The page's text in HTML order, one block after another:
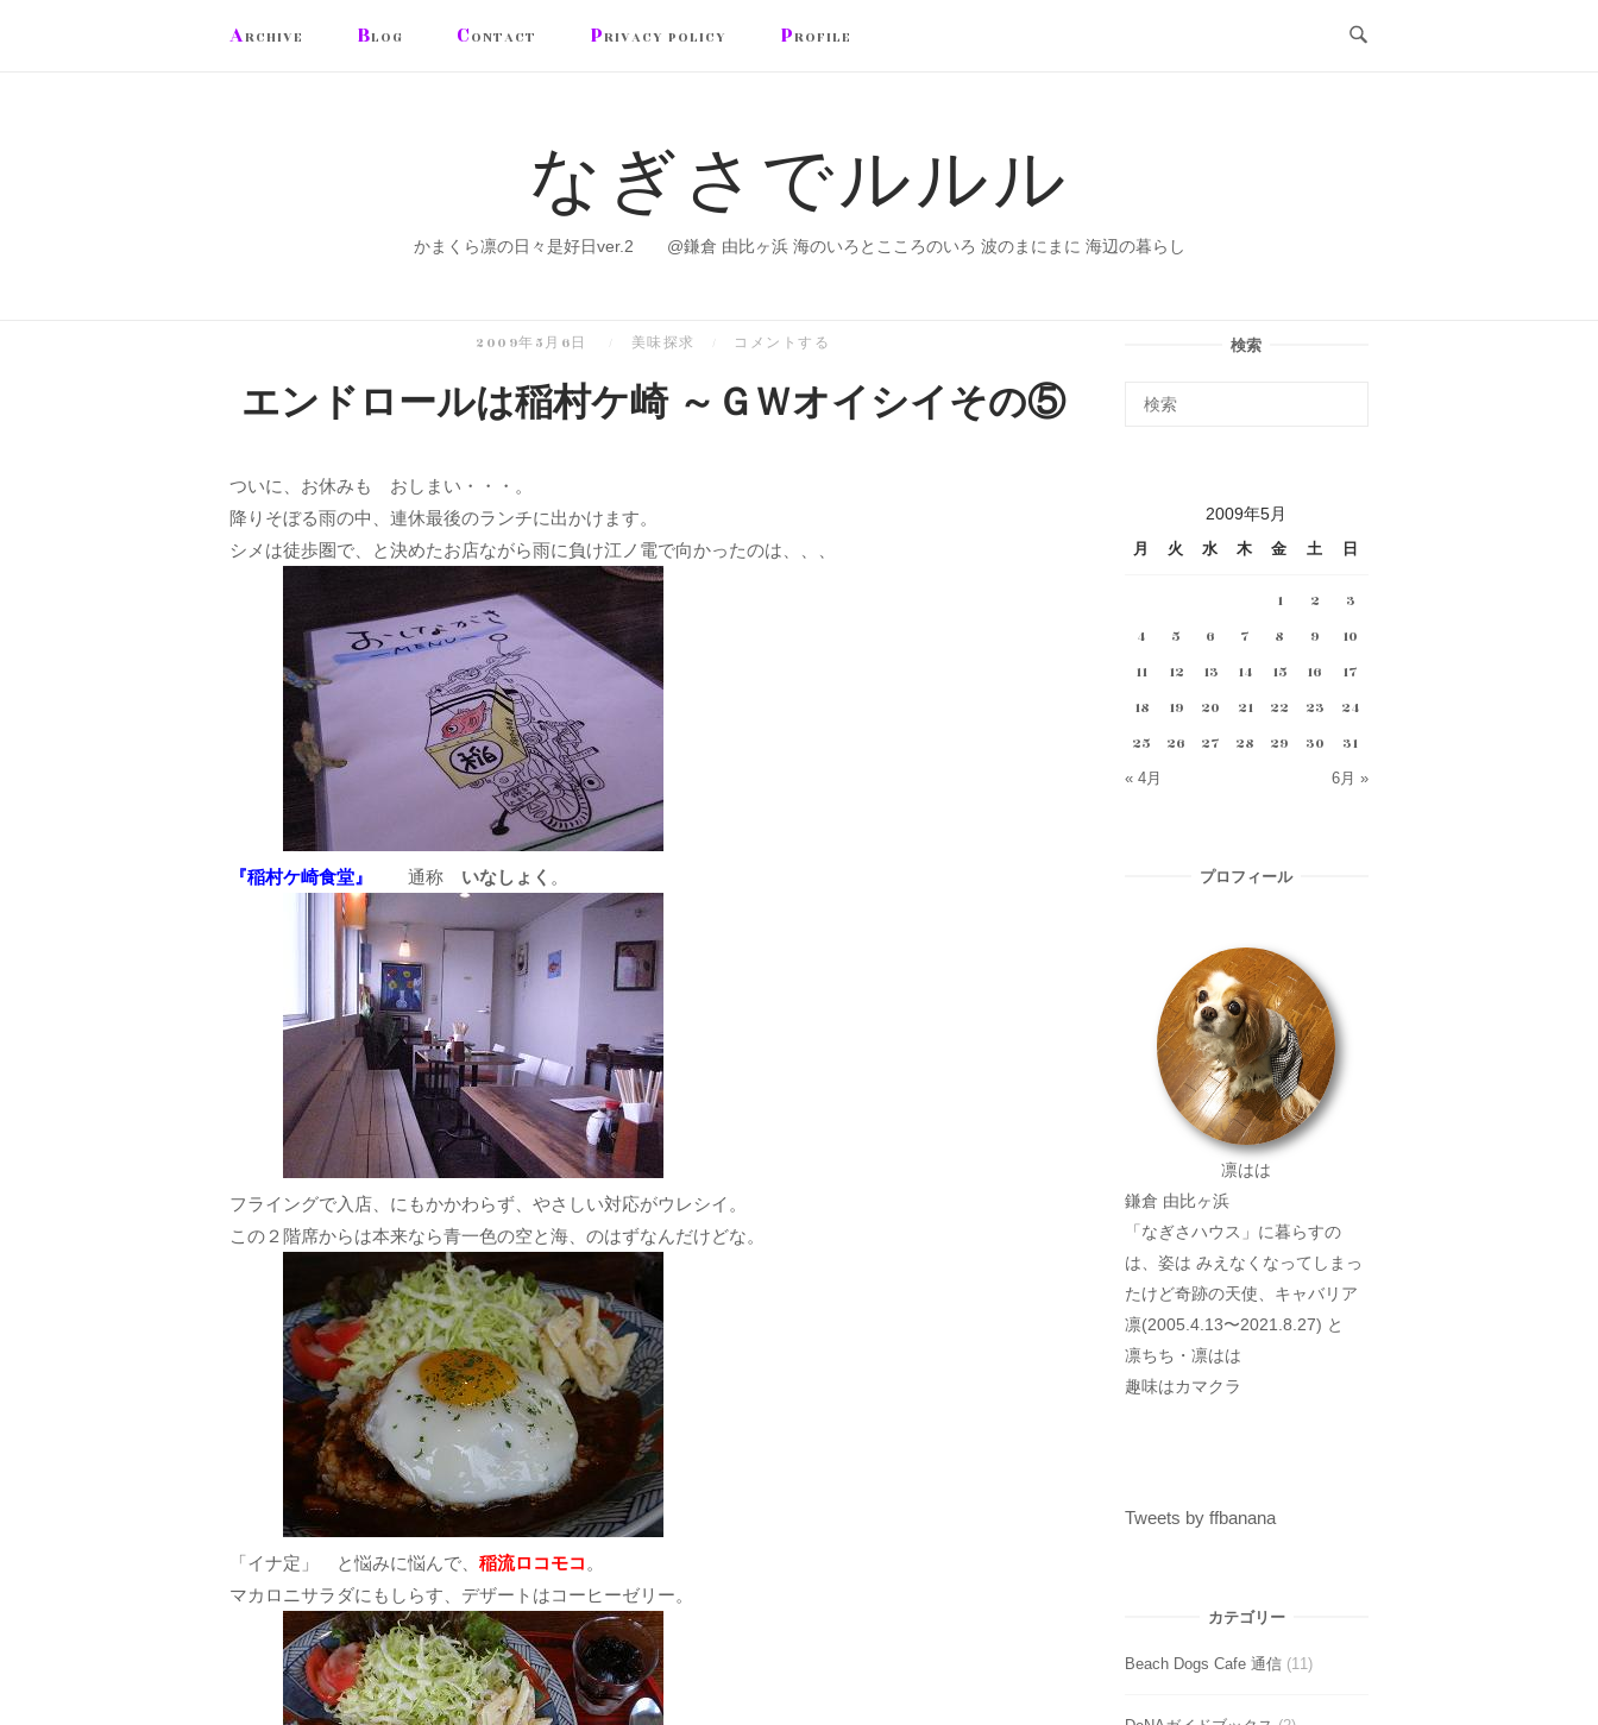
ARCHIVE BLOG CONTACT PRIVACY POLICY PROFILE
なぎさでルルル
かまくら凛の日々是好日ver.2 @鎌倉 由比ヶ浜 海のいろとこころのいろ 波のまにまに 海辺の暮らし
2009年5月6日 美味探求 コメントする
エンドロールは稲村ケ崎 ～ＧＷオイシイその⑤
ついに、お休みも おしまい・・・。
降りそぼる雨の中、連休最後のランチに出かけます。
シメは徒歩圏で、と決めたお店ながら雨に負け江ノ電で向かったのは、、、
『稲村ケ崎食堂』 通称 いなしょく 。
フライングで入店、にもかかわらず、やさしい対応がウレシイ。
この２階席からは本来なら青一色の空と海、のはずなんだけどな。
「イナ定」 と悩みに悩んで、 稲流ロコモコ 。
マカロニサラダにもしらす、デザートはコーヒーゼリー。
検索
2009年5月
月 火 水 木 金 土 日
1 2
3
4
5 6 7 8 9
10
11
12 13 14 15 16
17
18
19 20 21 22 23
24
25
26 27 28 29 30 31
« 4月 6月 »
プロフィール
凛はは
鎌倉 由比ヶ浜
「なぎさハウス」に暮らすの
は、姿は みえなくなってしまっ
たけど奇跡の天使、キャバリア
凛(2005.4.13〜2021.8.27) と
凛ちち・凛はは
趣味はカマクラ
Tweets by ffbanana
カテゴリー
Beach Dogs Cafe 通信(11)